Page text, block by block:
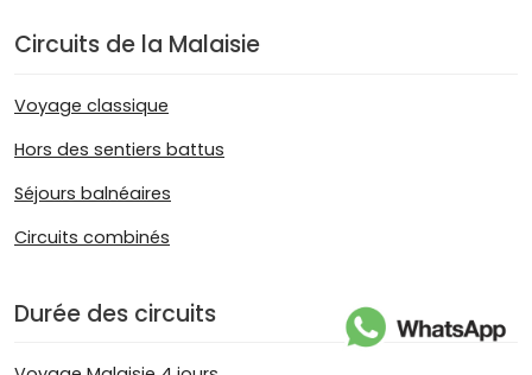
Circuits de la Malaisie
Voyage classique
Hors des sentiers battus
Séjours balnéaires
Circuits combinés
Durée des circuits